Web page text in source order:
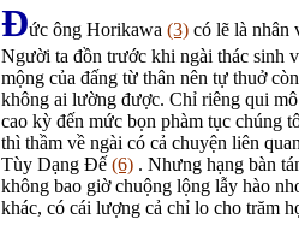
Đức ông Horikawa (3) có lẽ là nhân
Người ta đồn trước khi ngài thác
mộng của đấng từ thân nên tự thuở
không ai lường được. Chỉ riêng qui
cao kỳ đến mức bọn phàm tục chúng
thì thầm về ngài có cả chuyện liên
Tùy Dạng Đế (6) . Nhưng hạng bàn
không bao giờ chuộng lộng lẫy hào
khác, có cái lượng cả chỉ lo cho trăm